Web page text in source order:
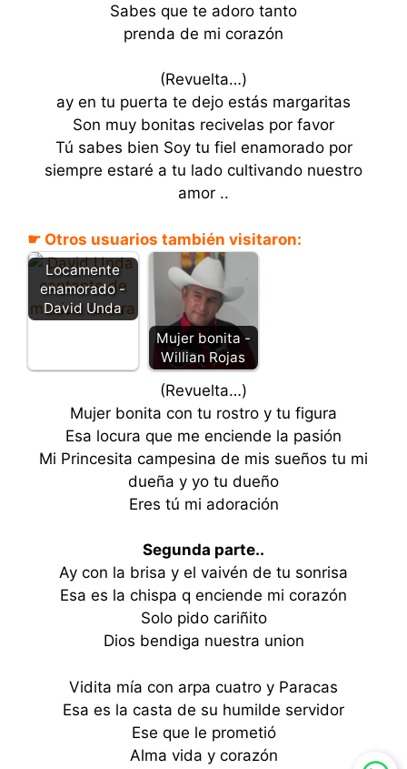
Sabes que te adoro tanto
prenda de mi corazón
(Revuelta…)
ay en tu puerta te dejo estás margaritas
Son muy bonitas recivelas por favor
Tú sabes bien Soy tu fiel enamorado por
siempre estaré a tu lado cultivando nuestro
amor ..
☛ Otros usuarios también visitaron:
Locamente
enamorado -
David Unda
Mujer bonita -
Willian Rojas
(Revuelta…)
Mujer bonita con tu rostro y tu figura
Esa locura que me enciende la pasión
Mi Princesita campesina de mis sueños tu mi
dueña y yo tu dueño
Eres tú mi adoración
Segunda parte..
Ay con la brisa y el vaivén de tu sonrisa
Esa es la chispa q enciende mi corazón
Solo pido cariñito
Dios bendiga nuestra union
Vidita mía con arpa cuatro y Paracas
Esa es la casta de su humilde servidor
Ese que le prometió
Alma vida y corazón